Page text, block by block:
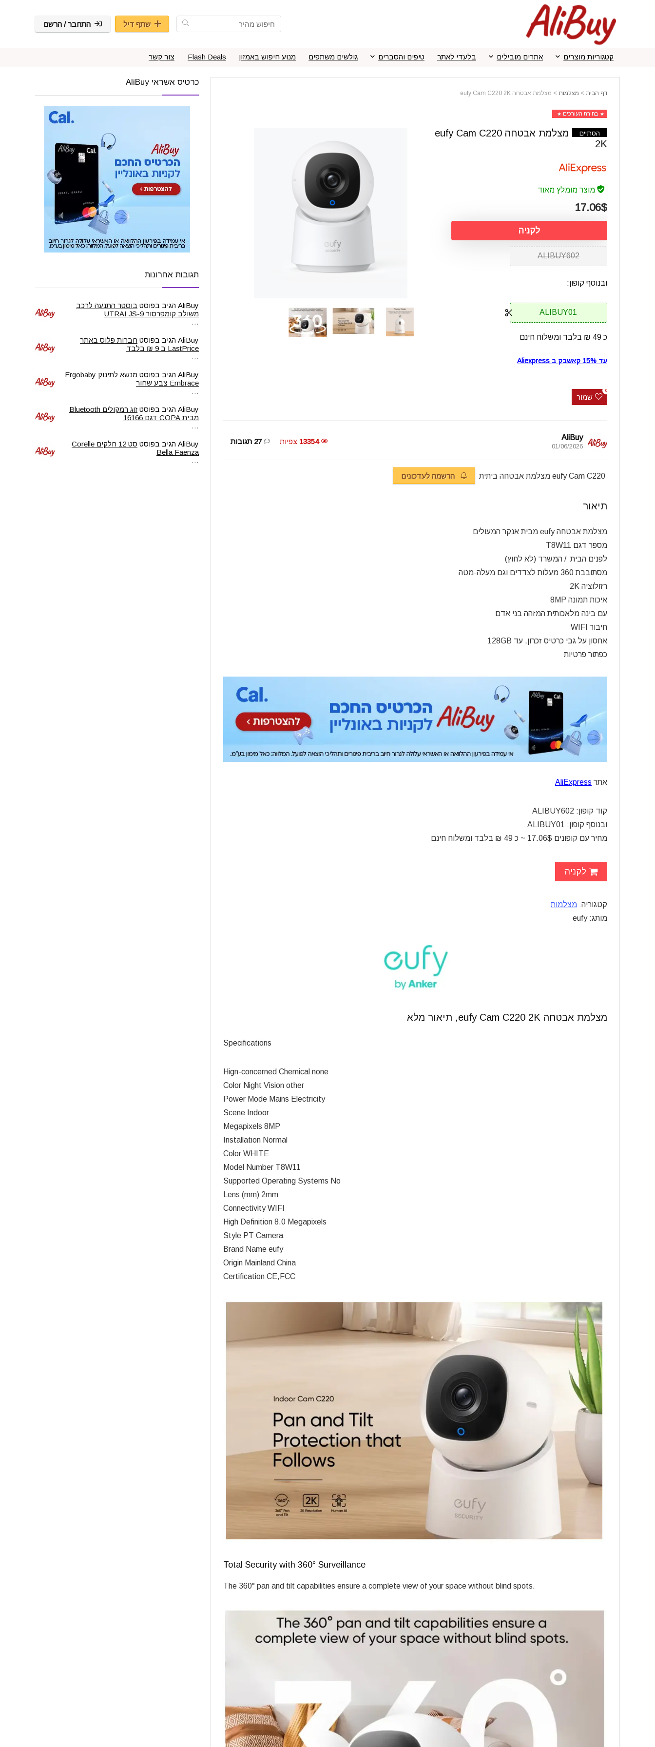
שתף דיל התחבר / הרשם
קטגוריות מוצרים אתרים מובילים בלעדי לאתר טיפים והסברים גולשים משתפים מנוע חיפוש באמזון Flash Deals צור קשר
דף הבית > מצלמות > מצלמת אבטחה eufy Cam C220 2K
בחירת העורכים
הסתיים
מצלמת אבטחה eufy Cam C220
2K
מוצר מומלץ מאוד
17.06$
לקניה
ALIBUY602
ובנוסף קופון:
ALIBUY01
כ 49 ₪ בלבד ומשלוח חינם
עד 15% קאשבק ב Aliexpress
שמור
0
AliBuy
01/06/2026
13354 צפיות 27 תגובות
הרשמה לעדכונים
תיאור
מצלמת אבטחהeufy מבית אנקר המעולים
מספר דגם T8W11
לפנים הבית / המשרד (לא לחוץ)
מסתובבת 360 מעלות לצדדים וגם מעלה-מטה
רזולוציה 2K
איכות תמונה 8MP
עם בינה מלאכותית המזהה בני אדם
חיבור WIFI
אחסון על גבי כרטיס זכרון, עד 128GB
כפתור פרטיות
אתר AliExpress
קוד קופון: ALIBUY602
ובנוסף קופון: ALIBUY01
מחיר עם קופונים 17.06$ ~ כ 49 ₪ בלבד ומשלוח חינם
לקניה
קטגוריה: מצלמות
מותג: eufy
מצלמת אבטחה eufy Cam C220 2K, תיאור מלא
Specifications
Hign-concerned Chemical none
Color Night Vision other
Power Mode Mains Electricity
Scene Indoor
Megapixels 8MP
Installation Normal
Color WHITE
Model Number T8W11
Supported Operating Systems No
Lens (mm) 2mm
Connectivity WIFI
High Definition 8.0 Megapixels
Style PT Camera
Brand Name eufy
Origin Mainland China
Certification CE,FCC
Total Security with 360° Surveillance
The 360° pan and tilt capabilities ensure a complete view of your space without blind spots.
כרטיס אשראי AliBuy
תגובות אחרונות
AliBuy הגיב בפוסט בוסטר התנעה לרכב
משולב קומפרסור UTRAI JS-9
…
AliBuy הגיב בפוסט חברות פלוס באתר
LastPrice ב 9 ₪ בלבד
…
AliBuy הגיב בפוסט
מנשא לתינוק Ergobaby
Embrace צבע שחור
…
AliBuy הגיב בפוסט
זוג רמקולים Bluetooth
מבית COPA דגם 16166
…
AliBuy הגיב בפוסט
סט 12 חלקים Corelle
Bella Faenza
…